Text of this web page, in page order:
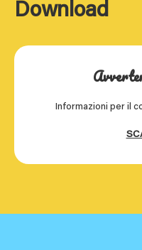
Download
Informazioni per il